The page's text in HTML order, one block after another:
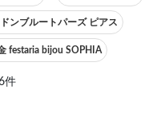
ンブルートパーズ ピアス
festaria bijou SOPHIA
件